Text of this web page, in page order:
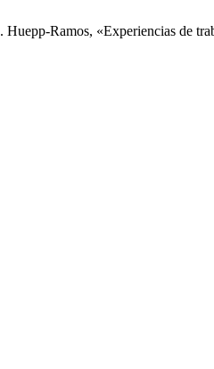
Ramos, «Experiencias de